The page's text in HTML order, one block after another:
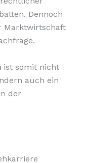
Dennoch
Marktwirtschaft
ist somit nicht
auch ein
der